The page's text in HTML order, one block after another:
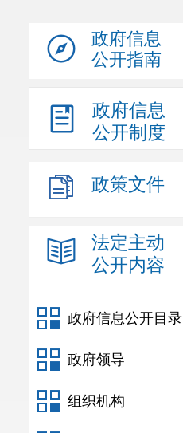
政府信息
公开指南
政府信息
公开制度
政策文件
法定主动
公开内容
政府信息公开目录
政府领导
组织机构